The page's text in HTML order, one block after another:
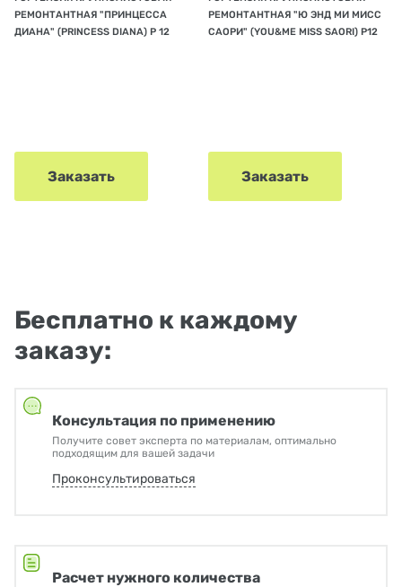
РЕМОНТАНТНАЯ "ПРИНЦЕССА
ДИАНА" (PRINCESS DIANA) Р 12
Заказать
РЕМОНТАНТНАЯ "Ю ЭНД МИ МИСС
САОРИ" (YOU&ME MISS SAORI) Р12
Заказать
Бесплатно к каждому
заказу:
Консультация по применению
Получите совет эксперта по материалам, оптимально
подходящим для вашей задачи
Проконсультироваться
Расчет нужного количества